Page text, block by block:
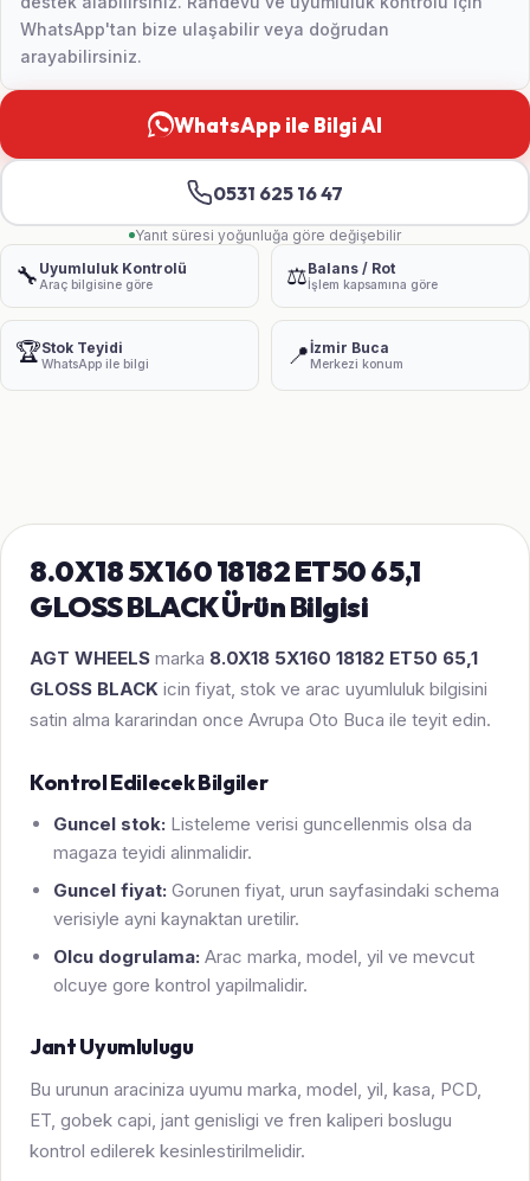
WhatsApp'tan bize ulaşabilir veya doğrudan
arayabilirsiniz.
WhatsApp ile Bilgi Al
0531 625 16 47
Yanıt süresi yoğunluğa göre değişebilir
🔧 Uyumluluk Kontrolü
Araç bilgisine göre ⚖️Balans / Rot
İşlem kapsamına göre
🏆Stok Teyidi
WhatsApp ile bilgi 📍İzmir Buca
Merkezi konum
8.0X18 5X160 18182 ET50 65,1
GLOSS BLACK Ürün Bilgisi
AGT WHEELS marka 8.0X18 5X160 18182 ET50 65,1
GLOSS BLACK icin fiyat, stok ve arac uyumluluk bilgisini
satin alma kararindan once Avrupa Oto Buca ile teyit edin.
Kontrol Edilecek Bilgiler
Guncel stok: Listeleme verisi guncellenmis olsa da
magaza teyidi alinmalidir.
Guncel fiyat: Gorunen fiyat, urun sayfasindaki schema
verisiyle ayni kaynaktan uretilir.
Olcu dogrulama: Arac marka, model, yil ve mevcut
olcuye gore kontrol yapilmalidir.
Jant Uyumlulugu
Bu urunun araciniza uyumu marka, model, yil, kasa, PCD,
ET, gobek capi, jant genisligi ve fren kaliperi boslugu
kontrol edilerek kesinlestirilmelidir.